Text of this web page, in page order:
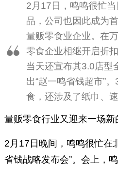
2月17日，鸣鸣很忙
品，公司也因此成为
量贩零食业企业。在
零食企业相继开启折
当天还宣布其3.0店型
出“赵一鸣省钱超市”
食，还涉及了纸巾、
量贩零食行业又迎来一场新
2月17日晚间，鸣鸣很忙在
省钱战略发布会”。会上，